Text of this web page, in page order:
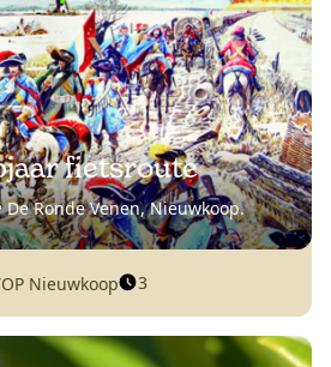
fietsroute
De Ronde Venen, Nieuwkoop.
Nieuwkoop 3